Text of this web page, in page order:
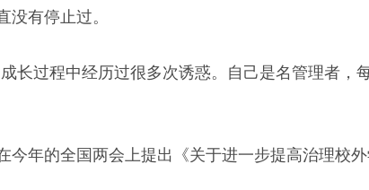
没有停止过。
过程中经历过很多次诱惑。自己是名管理者，
年的全国两会上提出《关于进一步提高治理校外